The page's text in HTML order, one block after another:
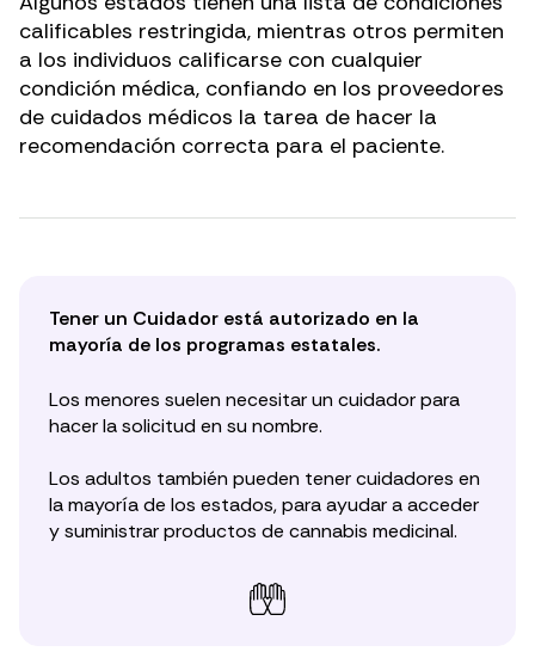
calificables restringida, mientras otros permiten
a los individuos calificarse con cualquier
condición médica, confiando en los proveedores
de cuidados médicos la tarea de hacer la
recomendación correcta para el paciente.
Tener un Cuidador está autorizado en la
mayoría de los programas estatales.
Los menores suelen necesitar un cuidador para
hacer la solicitud en su nombre.
Los adultos también pueden tener cuidadores en
la mayoría de los estados, para ayudar a acceder
y suministrar productos de cannabis medicinal.